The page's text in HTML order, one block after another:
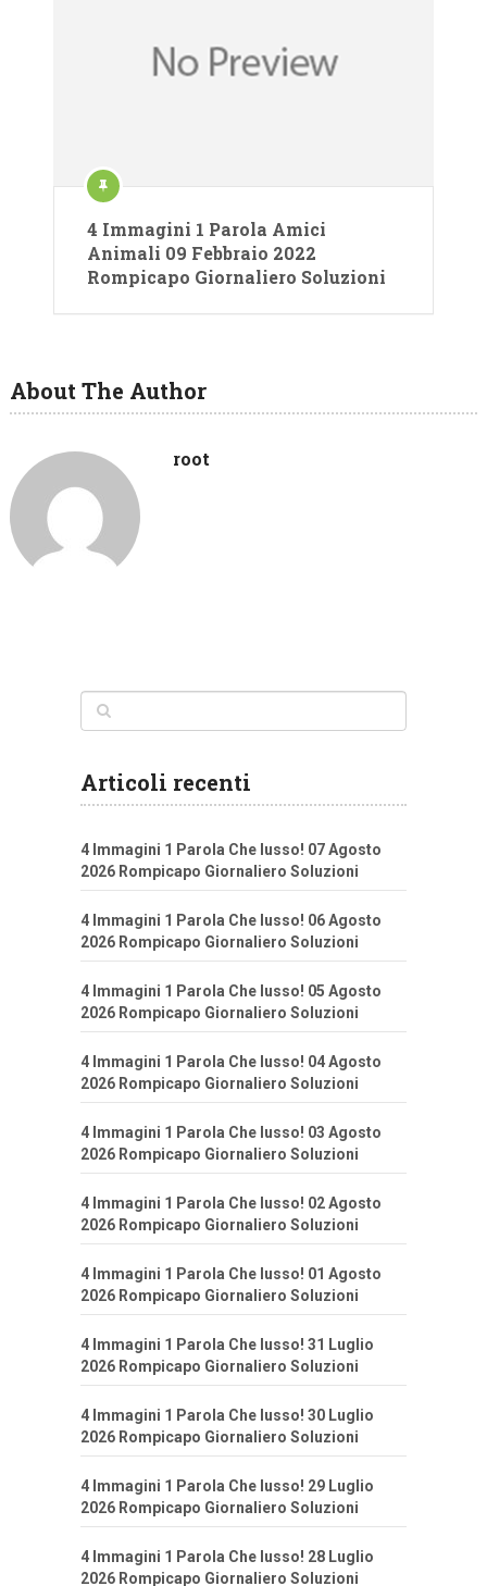
4 Immagini 1 Parola Amici
Animali 09 Febbraio 2022
Rompicapo Giornaliero Soluzioni
About The Author
root
Articoli recenti
4 Immagini 1 Parola Che lusso! 07 Agosto
2026 Rompicapo Giornaliero Soluzioni
4 Immagini 1 Parola Che lusso! 06 Agosto
2026 Rompicapo Giornaliero Soluzioni
4 Immagini 1 Parola Che lusso! 05 Agosto
2026 Rompicapo Giornaliero Soluzioni
4 Immagini 1 Parola Che lusso! 04 Agosto
2026 Rompicapo Giornaliero Soluzioni
4 Immagini 1 Parola Che lusso! 03 Agosto
2026 Rompicapo Giornaliero Soluzioni
4 Immagini 1 Parola Che lusso! 02 Agosto
2026 Rompicapo Giornaliero Soluzioni
4 Immagini 1 Parola Che lusso! 01 Agosto
2026 Rompicapo Giornaliero Soluzioni
4 Immagini 1 Parola Che lusso! 31 Luglio
2026 Rompicapo Giornaliero Soluzioni
4 Immagini 1 Parola Che lusso! 30 Luglio
2026 Rompicapo Giornaliero Soluzioni
4 Immagini 1 Parola Che lusso! 29 Luglio
2026 Rompicapo Giornaliero Soluzioni
4 Immagini 1 Parola Che lusso! 28 Luglio
2026 Rompicapo Giornaliero Soluzioni